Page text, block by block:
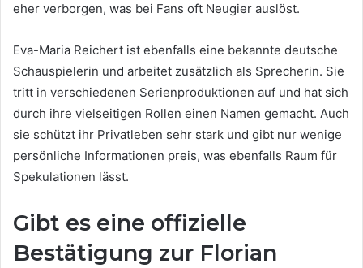
eher verborgen, was bei Fans oft Neugier auslöst.
Eva-Maria Reichert ist ebenfalls eine bekannte deutsche
Schauspielerin und arbeitet zusätzlich als Sprecherin. Sie
tritt in verschiedenen Serienproduktionen auf und hat sich
durch ihre vielseitigen Rollen einen Namen gemacht. Auch
sie schützt ihr Privatleben sehr stark und gibt nur wenige
persönliche Informationen preis, was ebenfalls Raum für
Spekulationen lässt.
Gibt es eine offizielle
Bestätigung zur Florian